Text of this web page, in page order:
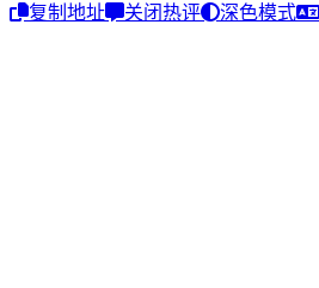
复制地址
关闭热评 深色模式